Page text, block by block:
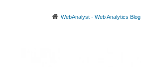
WebAnalyst - Web Analytics Blog